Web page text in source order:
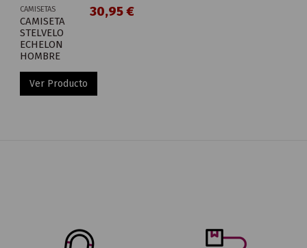
CAMISETAS
CAMISETA
STELVELO
ECHELON
HOMBRE
30,95 €
Ver Producto